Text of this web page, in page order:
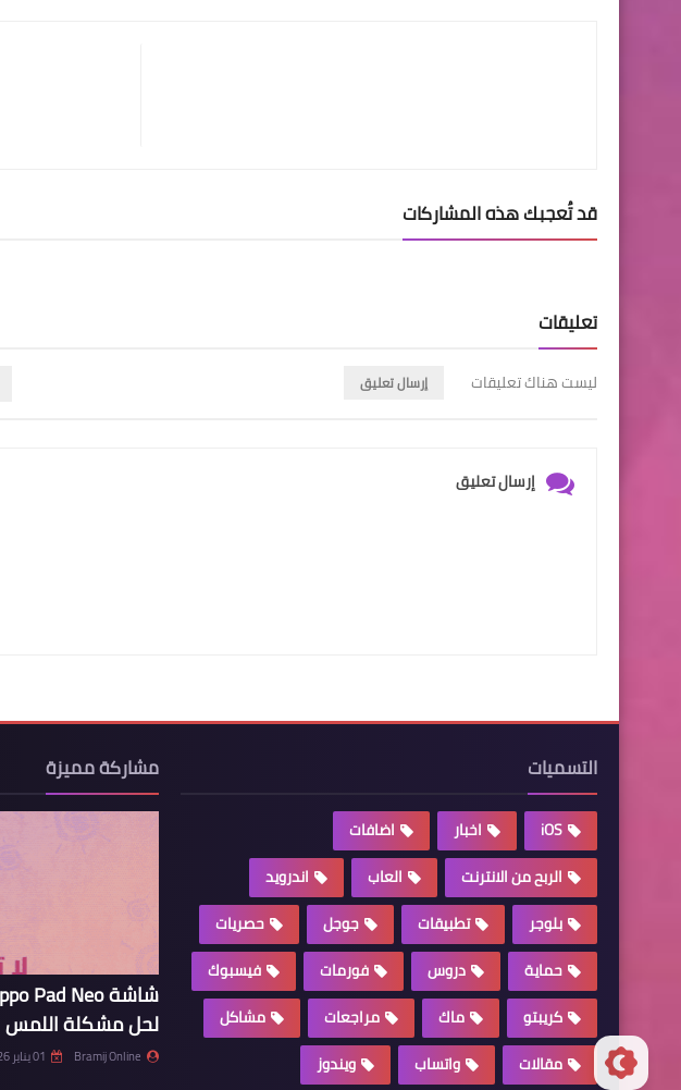
قد تُعجبك هذه المشاركات
تعليقات
ليست هناك تعليقات إرسال تعليق
إرسال تعليق
التسميات
iOS اخبار
اضافات
الربح من الانترنت
العاب
اندرويد
بلوجر
تطبيقات جوجل
حصريات
حماية
دروس فورمات
فيسبوك
كريبتو
ماك مراجعات
مشاكل
مقالات
واتساب ويندوز
مشاركة مميزة
لحل مشكلة اللمس
Bramij Online 01 يناير 2026